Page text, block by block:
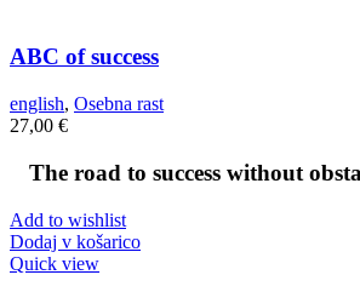
ABC of success
english, Osebna rast
27,00 €
The road to success without
Add to wishlist
Dodaj v košarico
Quick view